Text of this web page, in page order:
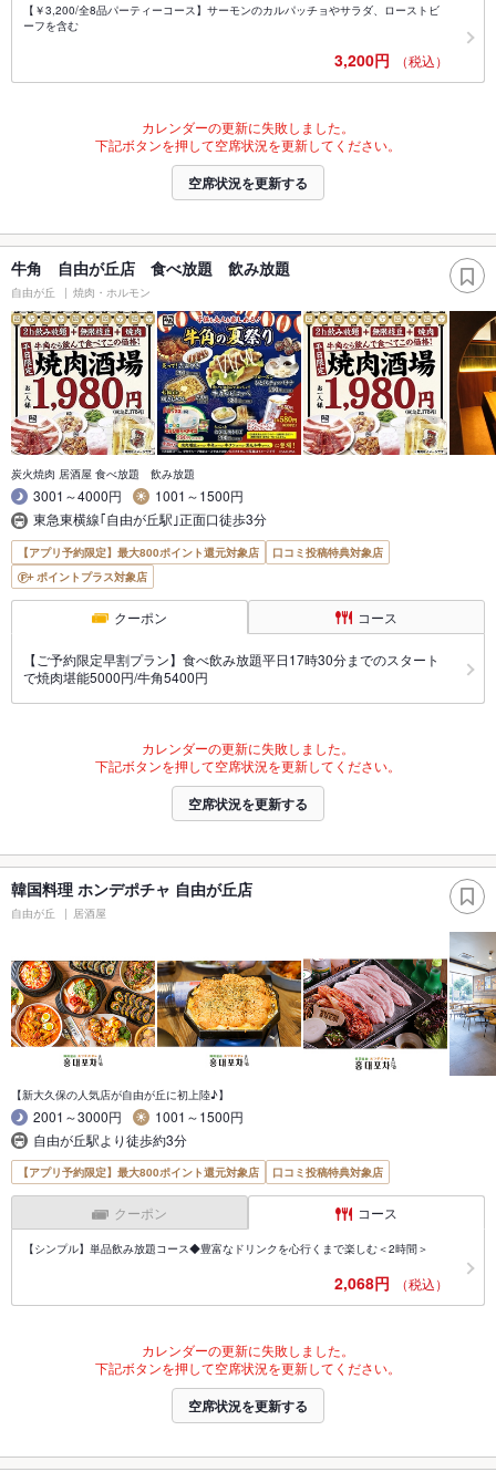
【￥3,200/全8品パーティーコース】サーモンのカルパッチョやサラダ、ローストビ
ーフを含む
3,200円 （税込）
カレンダーの更新に失敗しました。
下記ボタンを押して空席状況を更新してください。
空席状況を更新する
牛角 自由が丘店 食べ放題 飲み放題
自由が丘 焼肉・ホルモン
炭火焼肉 居酒屋 食べ放題 飲み放題
3001～4000円
1001～1500円
東急東横線｢自由が丘駅｣正面口徒歩3分
【アプリ予約限定】最大800ポイント還元対象店
口コミ投稿特典対象店
ポイントプラス対象店
クーポン コース
【ご予約限定早割プラン】食べ飲み放題平日17時30分までのスタート
で焼肉堪能5000円/牛角5400円
カレンダーの更新に失敗しました。
下記ボタンを押して空席状況を更新してください。
空席状況を更新する
韓国料理 ホンデポチャ 自由が丘店
自由が丘 居酒屋
【新大久保の人気店が自由が丘に初上陸♪】
2001～3000円
1001～1500円
自由が丘駅より徒歩約3分
【アプリ予約限定】最大800ポイント還元対象店 口コミ投稿特典対象店
クーポン コース
【シンプル】単品飲み放題コース◆豊富なドリンクを心行くまで楽しむ＜2時間＞
2,068円 （税込）
カレンダーの更新に失敗しました。
下記ボタンを押して空席状況を更新してください。
空席状況を更新する